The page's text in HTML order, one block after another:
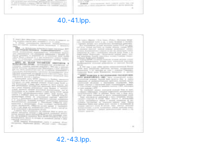
40.-41.lpp.
42.-43.lpp.